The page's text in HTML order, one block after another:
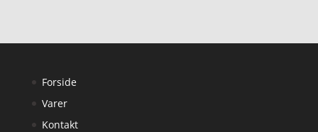
Forside
Varer
Kontakt